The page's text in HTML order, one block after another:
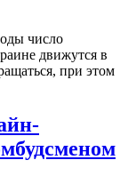
число
движутся в
при этом